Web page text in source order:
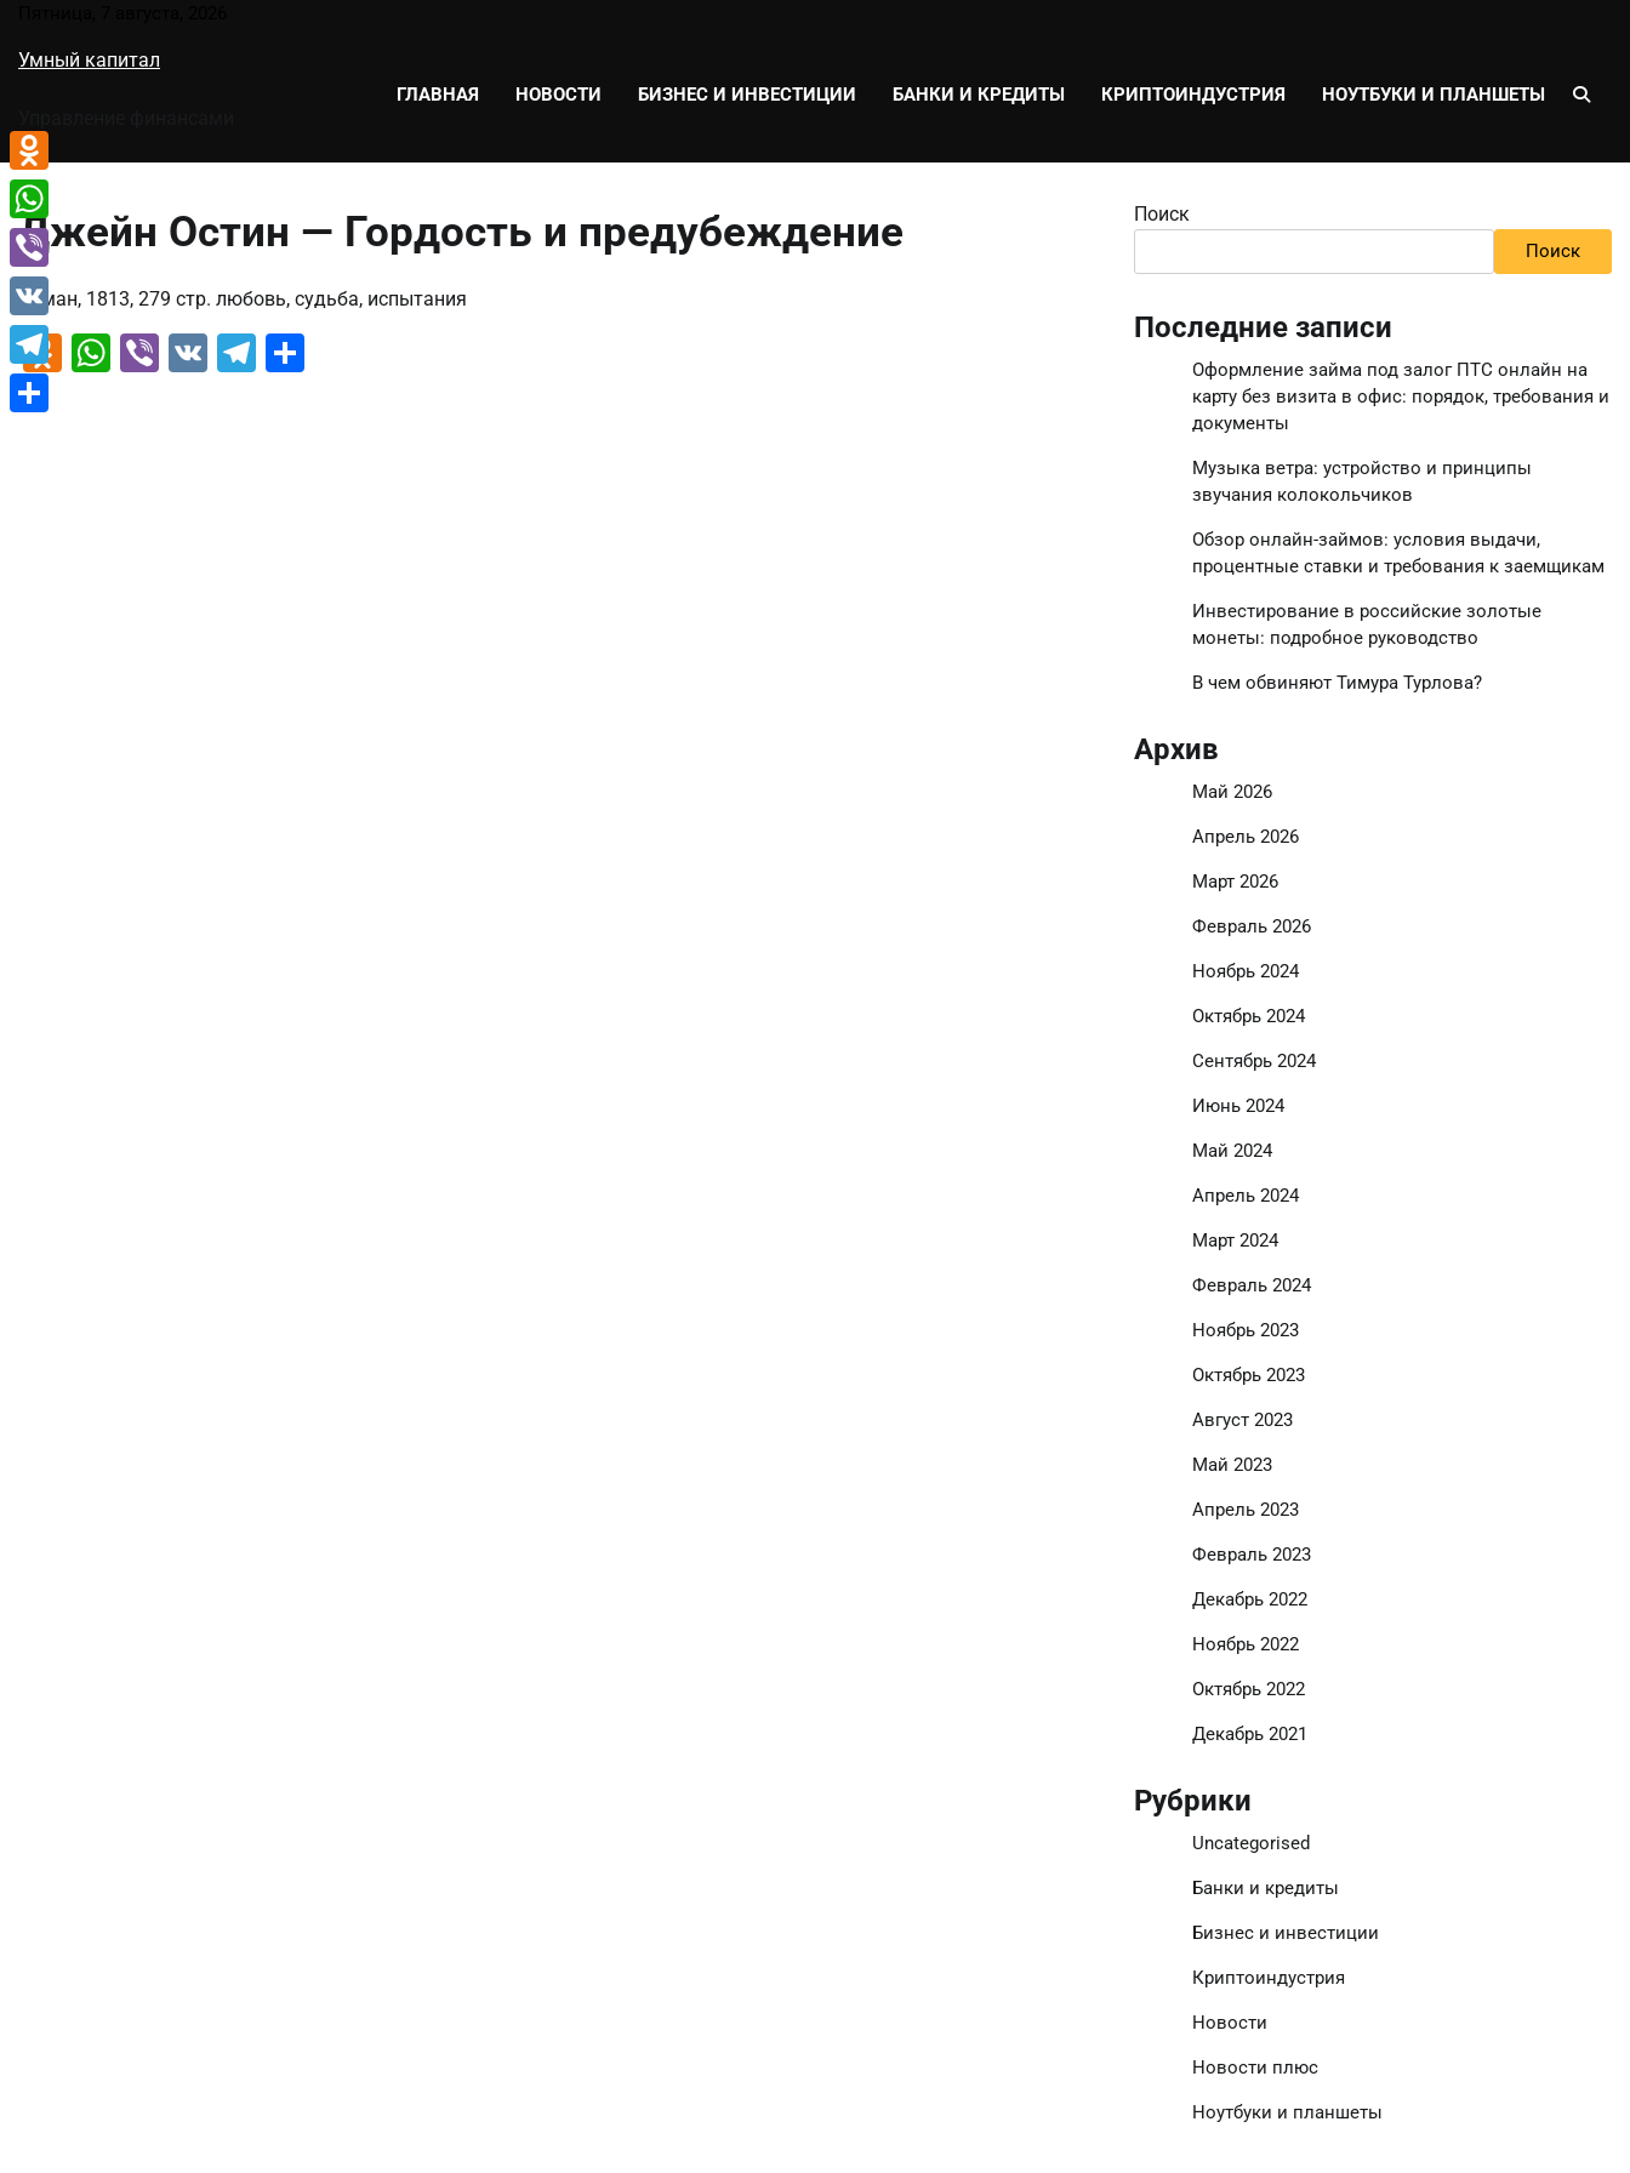
содержимому
Умный капитал
ГЛАВНАЯ НОВОСТИ БИЗНЕС И ИНВЕСТИЦИИ БАНКИ И КРЕДИТЫ КРИПТОИНДУСТРИЯ НОУТБУКИ И ПЛАНШЕТЫ
Джейн Остин — Гордость и предубеждение
Роман, 1813, 279 стр. любовь, судьба, испытания
Odnoklassniki
WhatsApp
Viber
VK Telegram
Поиск
Поиск
Последние записи
Оформление займа под залог ПТС онлайн на
карту без визита в офис: порядок, требования и
документы
Музыка ветра: устройство и принципы
звучания колокольчиков
Обзор онлайн-займов: условия выдачи,
процентные ставки и требования к заемщикам
Инвестирование в российские золотые
монеты: подробное руководство
В чем обвиняют Тимура Турлова?
Архив
Май 2026
Апрель 2026
Март 2026
Февраль 2026
Ноябрь 2024
Октябрь 2024
Сентябрь 2024
Июнь 2024
Май 2024
Апрель 2024
Март 2024
Февраль 2024
Ноябрь 2023
Октябрь 2023
Август 2023
Май 2023
Апрель 2023
Февраль 2023
Декабрь 2022
Ноябрь 2022
Октябрь 2022
Декабрь 2021
Рубрики
Uncategorised
Банки и кредиты
Бизнес и инвестиции
Криптоиндустрия
Новости
Новости плюс
Ноутбуки и планшеты
Odnoklassniki
WhatsApp
Viber
VK
Telegram